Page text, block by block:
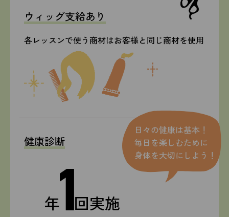
ウィッグ支給あり
各レッスンで使う商材はお客様と同じ商材を使用
健康診断
日々の健康は基本！
毎日を楽しむために
身体を大切にしよう！
年 回実施